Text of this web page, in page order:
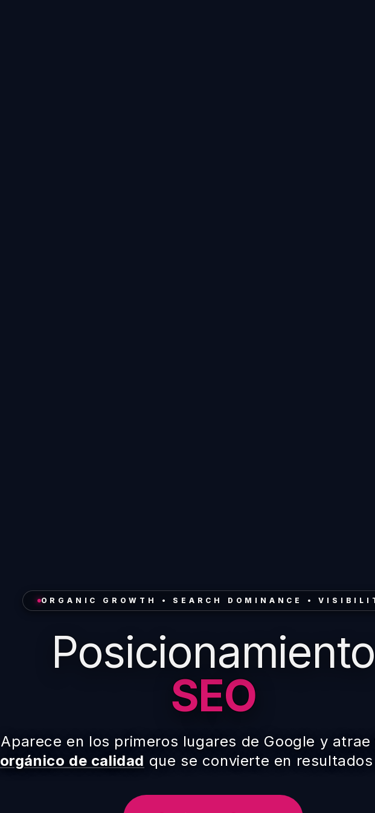
ORGANIC GROWTH • SEARCH DOMINANCE •
Posicionamiento
SEO
Aparece en los primeros lugares de Google y atrae
orgánico de calidad que se convierte en